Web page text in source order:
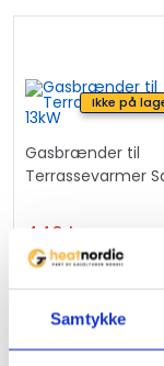
Samtykke
Ikke på
Gasbrænder til
Terrassevarmer
449 kr.
Ikke på